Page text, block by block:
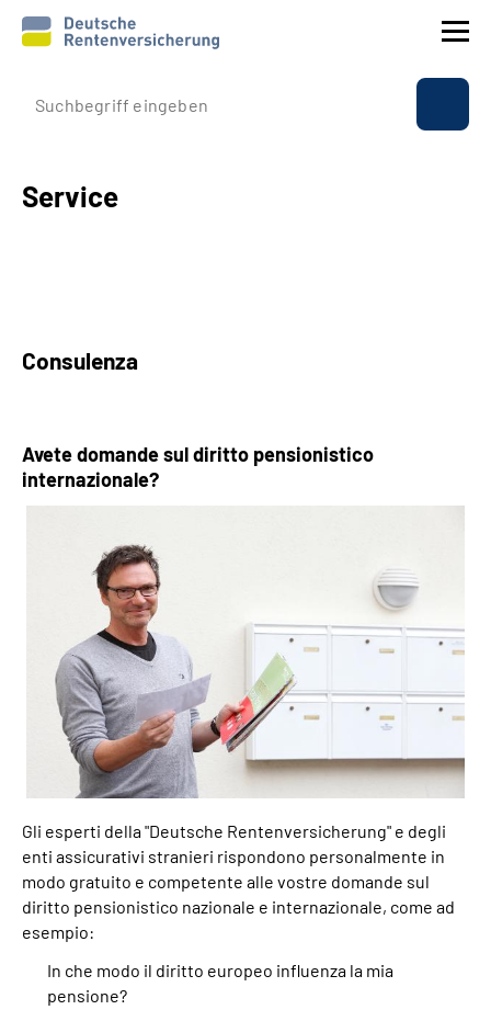
Profilo aziendale
Assicurazione
Service
Language
Inhalte in Gebärdensprache (DGS)
Leichte Sprache
Mein Kundenportal
Service
Consulenza
Avete domande sul diritto pensionistico
internazionale?
Gli esperti della "Deutsche Rentenversicherung" e degli
enti assicurativi stranieri rispondono personalmente in
modo gratuito e competente alle vostre domande sul
diritto pensionistico nazionale e internazionale, come ad
esempio:
In che modo il diritto europeo influenza la mia
pensione?